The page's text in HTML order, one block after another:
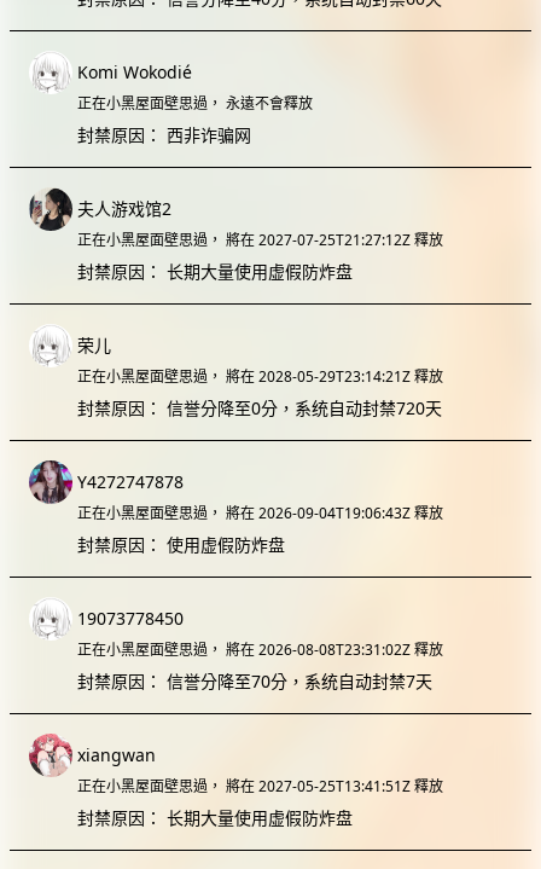
Komi Wokodié
正在小黑屋面壁思過， 永遠不會釋放
封禁原因： 西非诈骗网
夫人游戏馆2
正在小黑屋面壁思過， 將在 2027-07-25T21:27:12Z 釋放
封禁原因： 长期大量使用虚假防炸盘
荣儿
正在小黑屋面壁思過， 將在 2028-05-29T23:14:21Z 釋放
封禁原因： 信誉分降至0分，系统自动封禁720天
Y4272747878
正在小黑屋面壁思過， 將在 2026-09-04T19:06:43Z 釋放
封禁原因： 使用虚假防炸盘
19073778450
正在小黑屋面壁思過， 將在 2026-08-08T23:31:02Z 釋放
封禁原因： 信誉分降至70分，系统自动封禁7天
xiangwan
正在小黑屋面壁思過， 將在 2027-05-25T13:41:51Z 釋放
封禁原因： 长期大量使用虚假防炸盘